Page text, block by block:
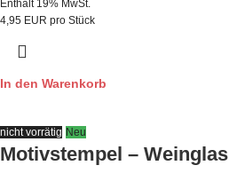
Enthält 19% MwSt.
4,95 EUR pro Stück
In den Warenkorb
nicht vorrätig Neu
Motivstempel – Weinglas